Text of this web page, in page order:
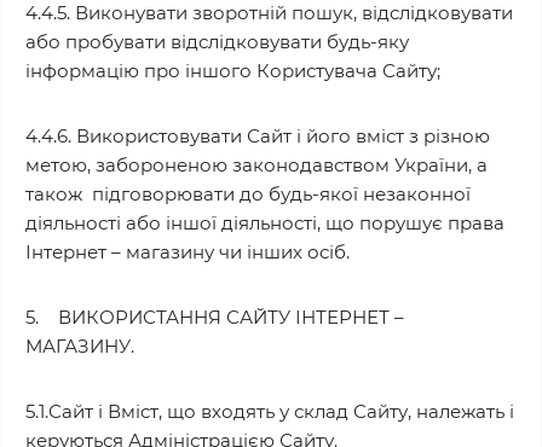
4.4.5. Виконувати зворотній пошук, відслідковувати
або пробувати відслідковувати будь-яку
інформацію про іншого Користувача Сайту;
4.4.6. Використовувати Сайт і його вміст з різною
метою, забороненою законодавством України, а
також підговорювати до будь-якої незаконної
діяльності або іншої діяльності, що порушує права
Інтернет – магазину чи інших осіб.
5. ВИКОРИСТАННЯ САЙТУ ІНТЕРНЕТ –
МАГАЗИНУ.
5.1.Сайт і Вміст, що входять у склад Сайту, належать і
керуються Адміністрацією Сайту.